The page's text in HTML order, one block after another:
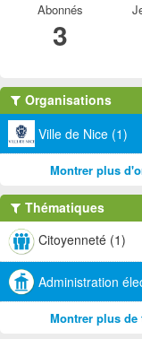
Abonnés
3
Organisations
Ville de Nice (1)
Montrer plus
Thématiques
Citoyenneté (1)
Administration
Montrer plus de